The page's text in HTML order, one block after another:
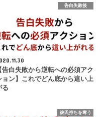
告白失敗後
告白失敗から逆転への必須アク
ョン】これでどん底から這い上
る
彼氏持ちを奪う